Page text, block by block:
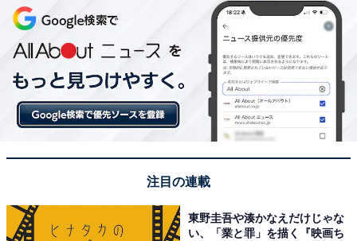
注目の連載
東野圭吾や湊かなえだけじゃな
い、「業と罪」を描く『映画ち